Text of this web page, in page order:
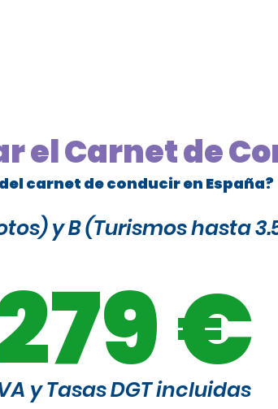
el Carnet de
carnet de conducir en España?
y B (Turismos hasta
€
y Tasas DGT incluidas